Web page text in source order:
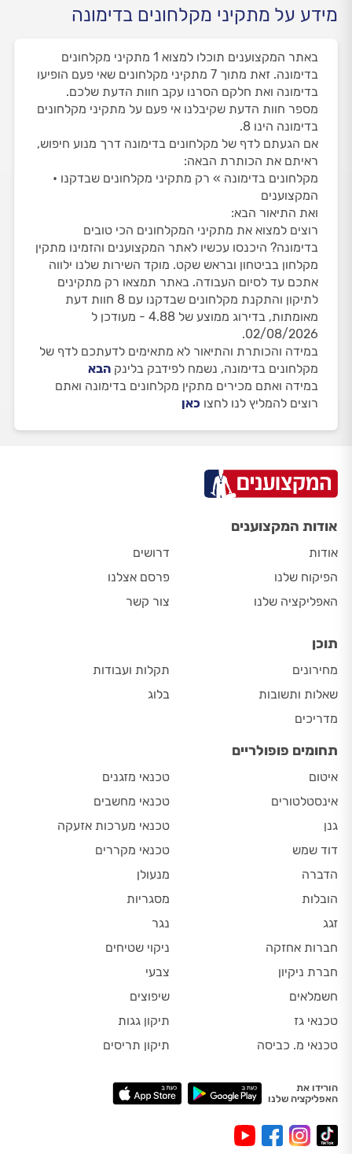
מידע על מתקיני מקלחונים בדימונה
באתר המקצוענים תוכלו למצוא 1 מתקיני מקלחונים
בדימונה. זאת מתוך 7 מתקיני מקלחונים שאי פעם הופיעו
בדימונה ואת חלקם הסרנו עקב חוות הדעת שלכם.
מספר חוות הדעת שקיבלנו אי פעם על מתקיני מקלחונים
בדימונה הינו 8.
אם הגעתם לדף של מקלחונים בדימונה דרך מנוע חיפוש,
ראיתם את הכותרת הבאה:
מקלחונים בדימונה » רק מתקיני מקלחונים שבדקנו •
המקצוענים
ואת התיאור הבא:
רוצים למצוא את מתקיני המקלחונים הכי טובים
בדימונה? היכנסו עכשיו לאתר המקצוענים והזמינו מתקין
מקלחון בביטחון ובראש שקט. מוקד השירות שלנו ילווה
אתכם עד לסיום העבודה. באתר תמצאו רק מתקינים
לתיקון והתקנת מקלחונים שבדקנו עם 8 חוות דעת
מאומתות, בדירוג ממוצע של 4.88 - מעודכן ל
02/08/2026.
במידה והכותרת והתיאור לא מתאימים לדעתכם לדף של
מקלחונים בדימונה, נשמח לפידבק בלינק הבא
במידה ואתם מכירים מתקין מקלחונים בדימונה ואתם
רוצים להמליץ לנו לחצו כאן
אודות המקצוענים
אודות
הפיקוח שלנו
האפליקציה שלנו
דרושים
פרסם אצלנו
צור קשר
תוכן
מחירונים
שאלות ותשובות
מדריכים
תקלות ועבודות
בלוג
תחומים פופולריים
איטום
אינסטלטורים
גנן
דוד שמש
הדברה
הובלות
זגג
חברות אחזקה
חברת ניקיון
חשמלאים
טכנאי גז
טכנאי מ. כביסה
טכנאי מזגנים
טכנאי מחשבים
טכנאי מערכות אזעקה
טכנאי מקררים
מנעולן
מסגריות
נגר
ניקוי שטיחים
צבעי
שיפוצים
תיקון גגות
תיקון תריסים
הורידו את
האפליקציה שלנו